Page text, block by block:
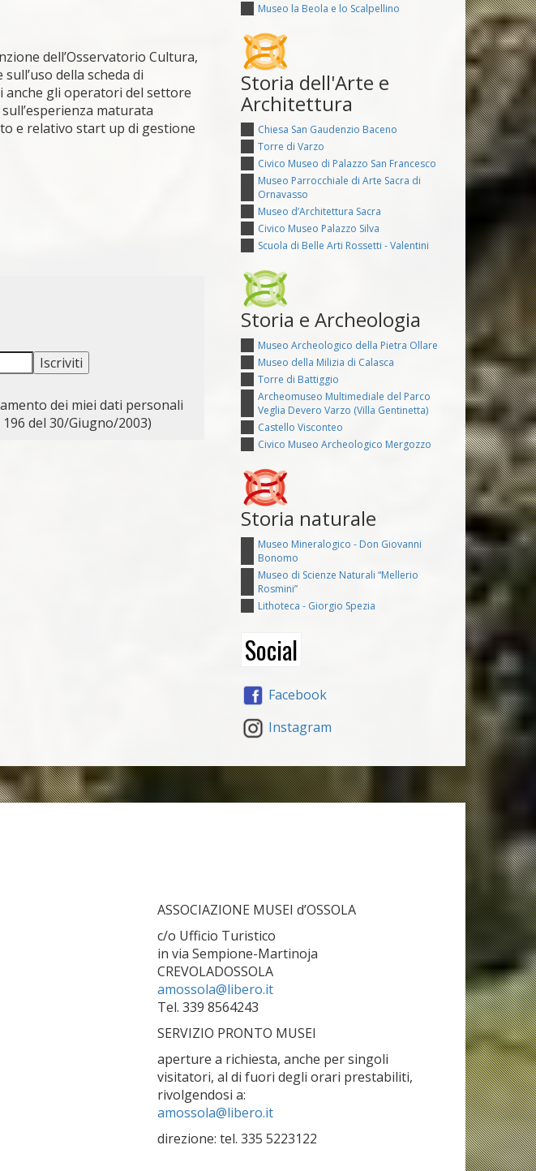
dell’Osservatorio Cultura,
della scheda di
anche gli operatori del settore
maturata
e relativo start up di gestione
dei miei dati personali
del 30/Giugno/2003)
Museo la Beola e lo Scalpellino
Storia dell'Arte e
Architettura
Chiesa San Gaudenzio Baceno
Torre di Varzo
Civico Museo di Palazzo San Francesco
Museo Parrocchiale di Arte Sacra di
Ornavasso
Museo d’Architettura Sacra
Civico Museo Palazzo Silva
Scuola di Belle Arti Rossetti - Valentini
Storia e Archeologia
Museo Archeologico della Pietra Ollare
Museo della Milizia di Calasca
Torre di Battiggio
Archeomuseo Multimediale del Parco
Veglia Devero Varzo (Villa Gentinetta)
Castello Visconteo
Civico Museo Archeologico Mergozzo
Storia naturale
Museo Mineralogico - Don Giovanni
Bonomo
Museo di Scienze Naturali “Mellerio
Rosmini”
Lithoteca - Giorgio Spezia
Social
Facebook
Instagram
ASSOCIAZIONE MUSEI d’OSSOLA
c/o Ufficio Turistico
in via Sempione-Martinoja
CREVOLADOSSOLA
amossola@libero.it
Tel. 339 8564243
SERVIZIO PRONTO MUSEI
aperture a richiesta, anche per singoli
visitatori, al di fuori degli orari prestabiliti,
rivolgendosi a:
amossola@libero.it
direzione: tel. 335 5223122